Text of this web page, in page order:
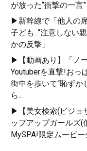
が放った“衝撃の一言”
▶新幹線で「他人の
子ども...“注意しない
かの反撃」
▶【動画あり】「ノ
Youtuberを直撃!おっ
街中を歩いて“恥ずか
ら...
▶【美女検索(ビジョ
ップアップガールズ(
MySPA!限定ムービー